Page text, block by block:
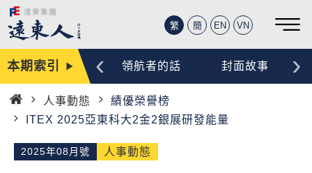
繁 簡 EN VN
本期索引編輯手記 領航者的話 封面故事
‹ ›
首
人事動態
績優榮譽榜
ITEX 2025亞東科大2金2銀展研發能量
2025年08月號 人事動態